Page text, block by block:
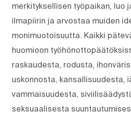
merkityksellisen työpaikan, luo
ilmapiirin ja arvostaa muiden
monimuotoisuutta. Kaikki
huomioon
raskaudesta, rodusta,
uskonnosta, kansallisuudesta,
vammaisuudesta,
seksuaalisesta